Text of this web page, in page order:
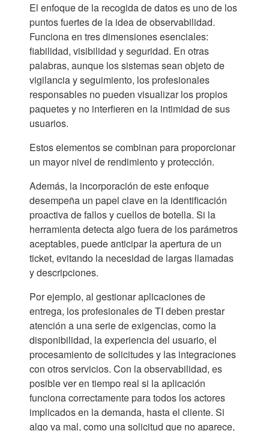
El enfoque de la recogida de datos es uno de los
puntos fuertes de la idea de observabilidad.
Funciona en tres dimensiones esenciales:
fiabilidad, visibilidad y seguridad. En otras
palabras, aunque los sistemas sean objeto de
vigilancia y seguimiento, los profesionales
responsables no pueden visualizar los propios
paquetes y no interfieren en la intimidad de sus
usuarios.
Estos elementos se combinan para proporcionar
un mayor nivel de rendimiento y protección.
Además, la incorporación de este enfoque
desempeña un papel clave en la identificación
proactiva de fallos y cuellos de botella. Si la
herramienta detecta algo fuera de los parámetros
aceptables, puede anticipar la apertura de un
ticket, evitando la necesidad de largas llamadas
y descripciones.
Por ejemplo, al gestionar aplicaciones de
entrega, los profesionales de TI deben prestar
atención a una serie de exigencias, como la
disponibilidad, la experiencia del usuario, el
procesamiento de solicitudes y las integraciones
con otros servicios. Con la observabilidad, es
posible ver en tiempo real si la aplicación
funciona correctamente para todos los actores
implicados en la demanda, hasta el cliente. Si
algo va mal, como una solicitud que no aparece,